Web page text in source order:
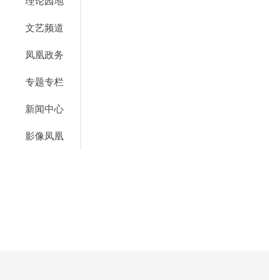
文艺频道
凤凰政务
专题专栏
新闻中心
影像凤凰